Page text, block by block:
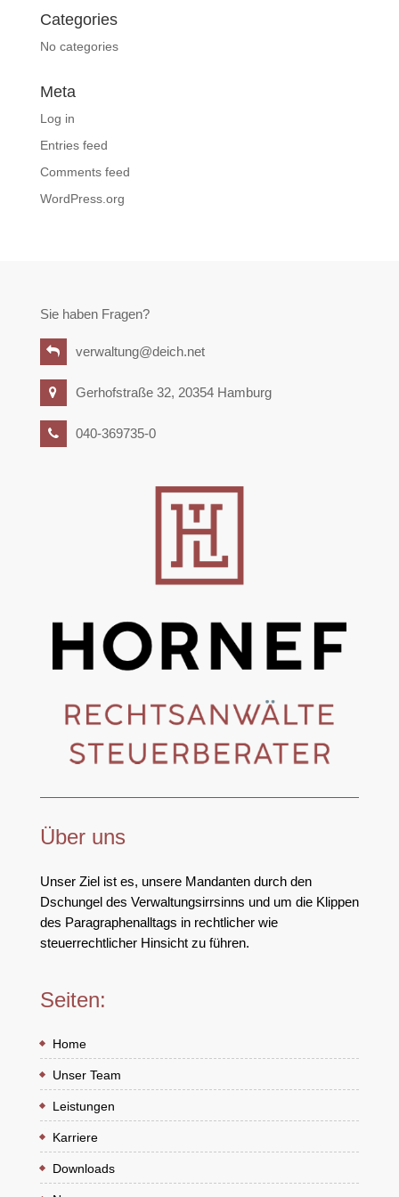
Categories
No categories
Meta
Log in
Entries feed
Comments feed
WordPress.org
Sie haben Fragen?
verwaltung@deich.net
Gerhofstraße 32, 20354 Hamburg
040-369735-0
Über uns
Unser Ziel ist es, unsere Mandanten durch den
Dschungel des Verwaltungsirrsinns und um die Klippen
des Paragraphenalltags in rechtlicher wie
steuerrechtlicher Hinsicht zu führen.
Seiten:
Home
Unser Team
Leistungen
Karriere
Downloads